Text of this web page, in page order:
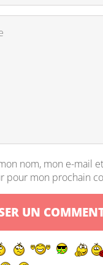
nom, mon e-mail
pour mon prochain